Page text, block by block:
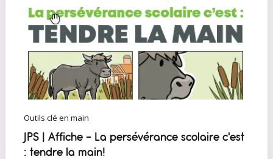
Outils clé en main
JPS | Affiche - La persévérance scolaire c'est
: tendre la main!